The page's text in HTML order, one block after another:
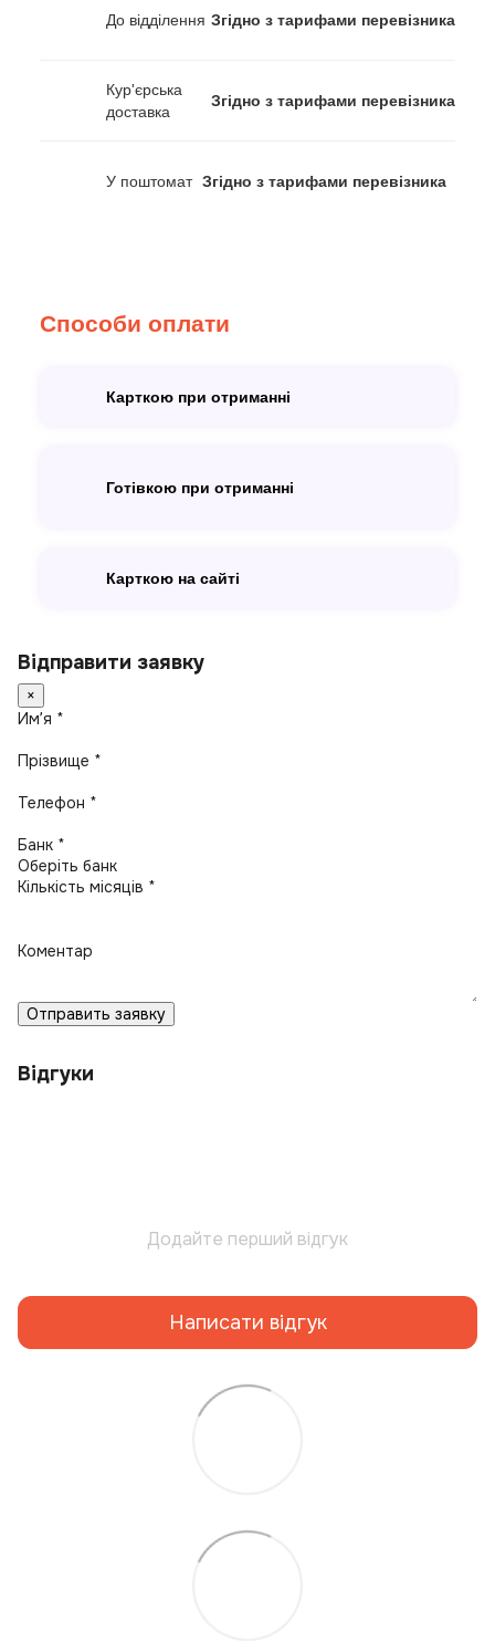
До відділення Згідно з тарифами перевізника
Кур'єрська
доставка
Згідно з тарифами перевізника
У поштомат Згідно з тарифами перевізника
Способи оплати
Карткою при отриманні
Готівкою при отриманні
Карткою на сайті
Відправити заявку
×
Имʼя *
Прізвище *
Телефон *
Банк *
Кількість місяців *
Коментар
Отправить заявку
Відгуки
Додайте перший відгук
Написати відгук